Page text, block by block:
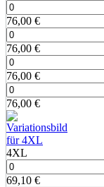
76,00 €
76,00 €
76,00 €
76,00 €
4XL
69,10 €